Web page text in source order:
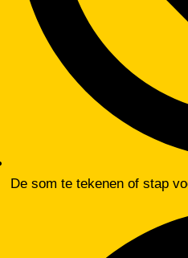
De som te tekenen of stap